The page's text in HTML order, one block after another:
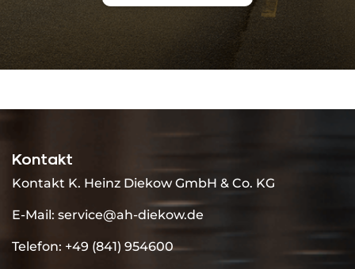
Kontakt
Kontakt K. Heinz Diekow GmbH & Co. KG
E-Mail: service@ah-diekow.de
Telefon: +49 (841) 954600